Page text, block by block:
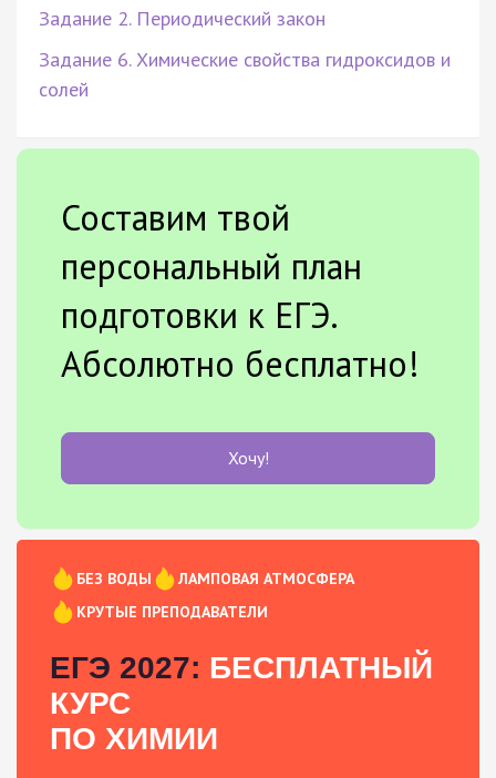
Задание 2. Периодический закон
Задание 6. Химические свойства гидроксидов и
солей
Составим твой
персональный план
подготовки к ЕГЭ.
Абсолютно бесплатно!
Хочу!
БЕЗ ВОДЫ
ЛАМПОВАЯ АТМОСФЕРА
КРУТЫЕ ПРЕПОДАВАТЕЛИ
ЕГЭ 2027: БЕСПЛАТНЫЙ
КУРС
ПО ХИМИИ